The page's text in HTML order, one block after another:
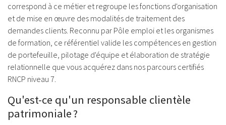
correspond à ce métier et regroupe les fonctions d'organisation
et de mise en œuvre des modalités de traitement des
demandes clients. Reconnu par Pôle emploi et les organismes
de formation, ce référentiel valide les compétences en gestion
de portefeuille, pilotage d'équipe et élaboration de stratégie
relationnelle que vous acquérez dans nos parcours certifiés
RNCP niveau 7.
Qu'est-ce qu'un responsable clientèle
patrimoniale ?